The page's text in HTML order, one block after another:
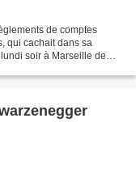
de comptes
qui cachait dans sa
soir à Marseille de